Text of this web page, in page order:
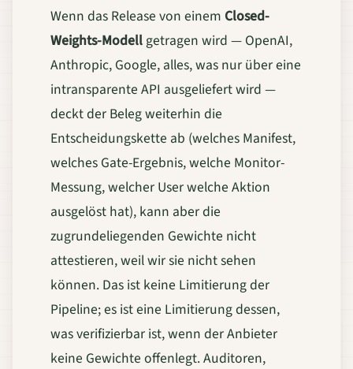
Wenn das Release von einem Closed-
Weights-Modell getragen wird — OpenAI,
Anthropic, Google, alles, was nur über eine
intransparente API ausgeliefert wird —
deckt der Beleg weiterhin die
Entscheidungskette ab (welches Manifest,
welches Gate-Ergebnis, welche Monitor-
Messung, welcher User welche Aktion
ausgelöst hat), kann aber die
zugrundeliegenden Gewichte nicht
attestieren, weil wir sie nicht sehen
können. Das ist keine Limitierung der
Pipeline; es ist eine Limitierung dessen,
was verifizierbar ist, wenn der Anbieter
keine Gewichte offenlegt. Auditoren,